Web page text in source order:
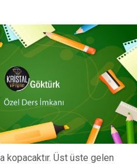
kopacaktır. Üst üste gelen